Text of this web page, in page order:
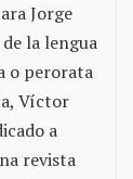
Jorge
la lengua
o perorata
Víctor
a
revista